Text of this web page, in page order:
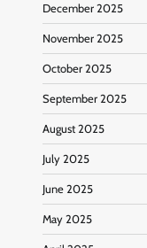
December 2025
November 2025
October 2025
September 2025
August 2025
July 2025
June 2025
May 2025